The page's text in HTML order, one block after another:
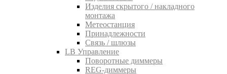
Изделия скрытого / накладного
монтажа
Метеостанция
Принадлежности
Связь / шлюзы
LB Управление
Поворотные диммеры
REG-диммеры